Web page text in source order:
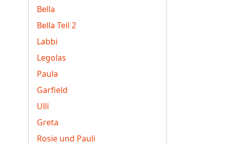
Bella
Bella Teil 2
Labbi
Legolas
Paula
Garfield
Ulli
Greta
Rosie und Pauli